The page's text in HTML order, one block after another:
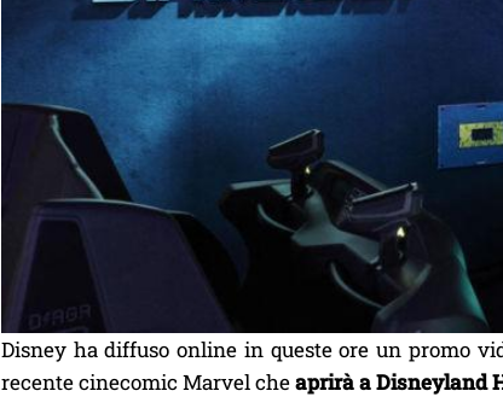
Disney ha diffuso online in queste ore un promo
recente cinecomic Marvel cheaprirà a Disneyland